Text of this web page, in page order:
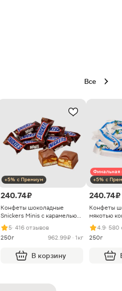
Все
+5% с Премиум
240.74 ₽
Конфеты шоколадные
Snickers Minis с карамелью
арахисом и нугой
5· 416 отзывов
250г
962.99 ₽ · 1кг
В корзину
Финальная
+5% с
240.74 ₽
Конфеты
мякотью
4.9· 580
250г